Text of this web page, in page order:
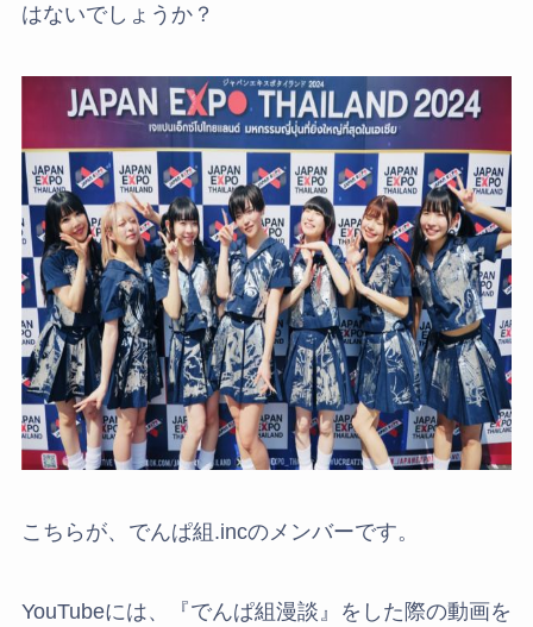
はないでしょうか？
こちらが、でんぱ組.incのメンバーです。
YouTubeには、『でんぱ組漫談』をした際の動画を